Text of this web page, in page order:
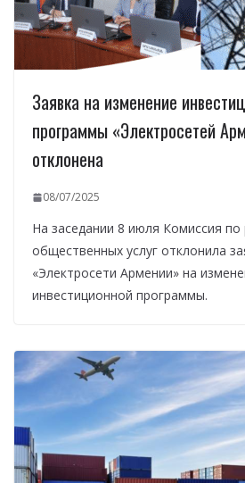
Заявка на изменение
программы «Электросетей
отклонена
08/07/2025
На заседании 8 июля Комиссия по
общественных услуг отклонила
«Электросети Армении» на
инвестиционной программы.